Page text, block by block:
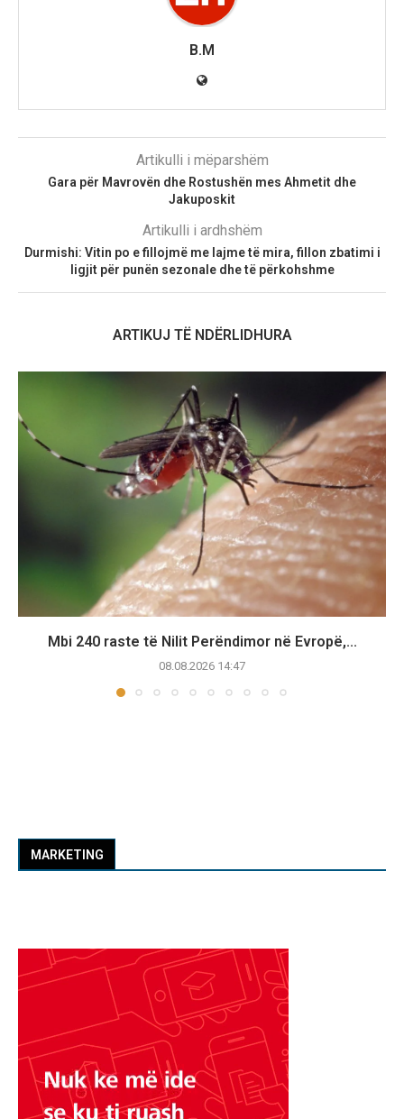
B.M
Artikulli i mëparshëm
Gara për Mavrovën dhe Rostushën mes Ahmetit dhe
Jakuposkit
Artikulli i ardhshëm
Durmishi: Vitin po e fillojmë me lajme të mira, fillon zbatimi i
ligjit për punën sezonale dhe të përkohshme
ARTIKUJ TË NDËRLIDHURA
Mbi 240 raste të Nilit Perëndimor në Evropë,...
08.08.2026 14:47
MARKETING